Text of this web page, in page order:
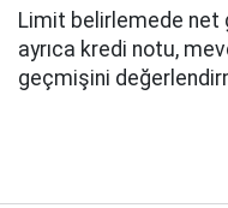
Limit belirlemede net
ayrıca kredi notu,
geçmişini